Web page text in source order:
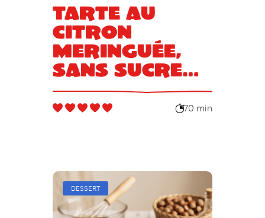
Tarte au
citron
meringuée,
sans sucre
blanc
70 min
DESSERT